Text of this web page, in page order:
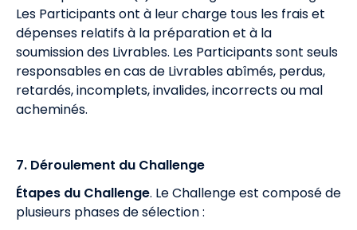
Les Participants ont à leur charge tous les frais et
dépenses relatifs à la préparation et à la
soumission des Livrables. Les Participants sont seuls
responsables en cas de Livrables abîmés, perdus,
retardés, incomplets, invalides, incorrects ou mal
acheminés.
7. Déroulement du Challenge
Étapes du Challenge. Le Challenge est composé de
plusieurs phases de sélection :